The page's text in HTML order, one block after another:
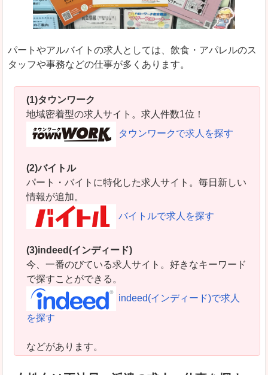
パートやアルバイトの求人としては、飲食・アパレルのス
タッフや事務などの仕事が多くあります。
(1)タウンワーク
地域密着型の求人サイト。求人件数1位！
タウンワークで求人を探す
(2)バイトル
パート・バイトに特化した求人サイト。毎日新しい
情報が追加。
バイトルで求人を探す
(3)indeed(インディード)
今、一番のびている求人サイト。好きなキーワード
で探すことができる。
indeed(インディード)で求人
を探す
などがあります。